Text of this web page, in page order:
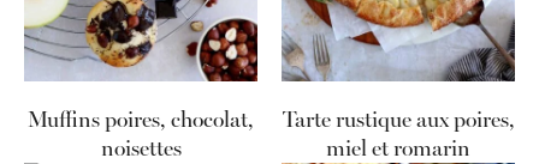
Muffins poires, chocolat,
noisettes
Tarte rustique aux poires,
miel et romarin